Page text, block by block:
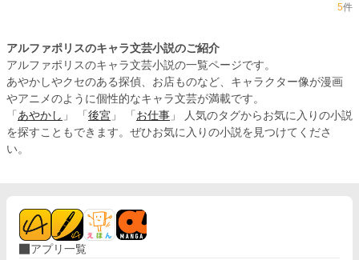
5件
アルファポリスのキャラ文芸小説のご紹介
アルファポリスのキャラ文芸小説の一覧ページです。
あやかしやクセのある探偵、お店ものなど、キャラクター像が漫画
やアニメのように個性的なキャラ文芸が満載です。
「 あやかし 」 「 後宮 」 「 お仕事 」 人気のタグからお気に入りの小説
を探すこともできます。ぜひお気に入りの小説を見つけてくださ
い。
アプリ一覧